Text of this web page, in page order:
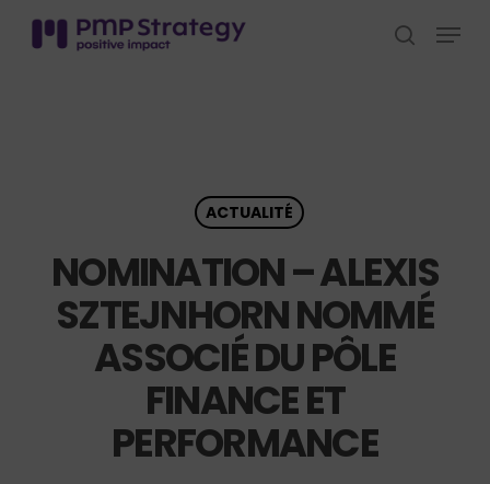
search
Menu
ACTUALITÉ
NOMINATION – ALEXIS
SZTEJNHORN NOMMÉ
ASSOCIÉ DU PÔLE
FINANCE ET
PERFORMANCE